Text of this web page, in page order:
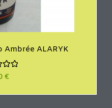
Ambrée ALARYK
€